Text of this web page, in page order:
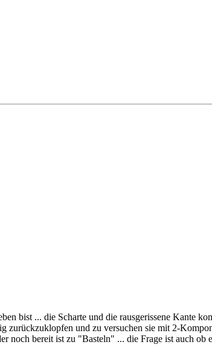
bist ... die Scharte und die rausgerissene Kante
zurückzuklopfen und zu versuchen sie mit 2-
noch bereit ist zu "Basteln" ... die Frage ist auch